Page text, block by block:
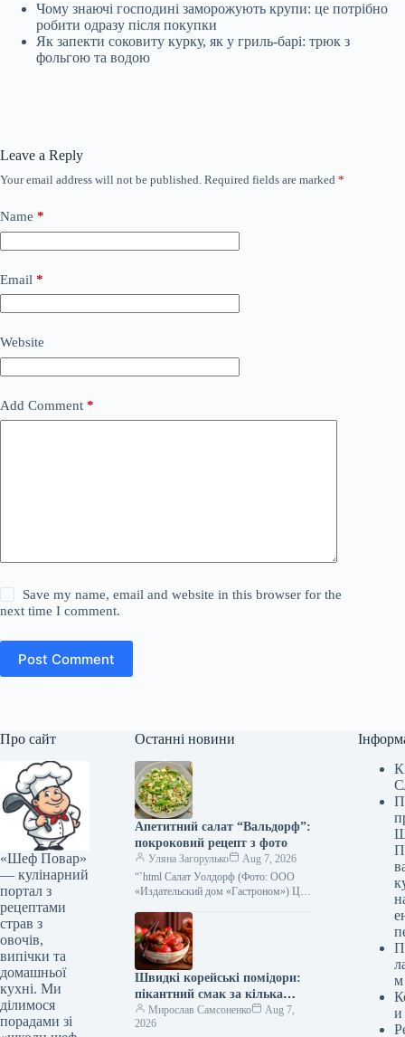
Чому знаючі господині заморожують крупи: це потрібно
робити одразу після покупки
Як запекти соковиту курку, як у гриль-барі: трюк з
фольгою та водою
Leave a Reply
Your email address will not be published. Required fields are marked *
Name *
Email *
Website
Add Comment *
Save my name, email and website in this browser for the
next time I comment.
Post Comment
Про сайт
«Шеф Повар»
— кулінарний
портал з
рецептами
страв з
овочів,
випічки та
домашньої
кухні. Ми
ділимося
порадами зі
Останні новини
Апетитний салат “Вальдорф”:
покроковий рецепт з фото
Уляна Загорулько
Aug 7, 2026
“`html Салат Уолдорф (Фото: ООО
«Издательский дом «Гастроном») Цей
справжня знахідка для тих, хто цінує
свіжість,…
Швидкі корейські помідори:
пікантний смак за кілька
хвилин, покроковий рецепт з
фото
Мирослав Самсоненко
Aug 7,
2026
м
и